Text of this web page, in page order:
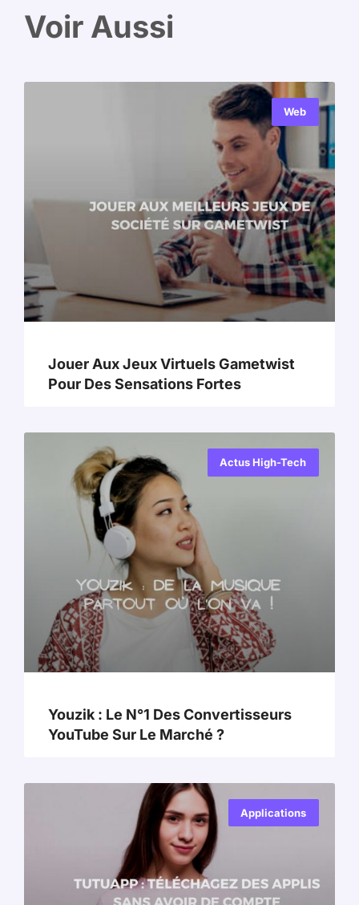
Voir Aussi
Web
Jouer Aux Jeux Virtuels Gametwist
Pour Des Sensations Fortes
Actus High-Tech
Youzik : Le N°1 Des Convertisseurs
YouTube Sur Le Marché ?
Applications